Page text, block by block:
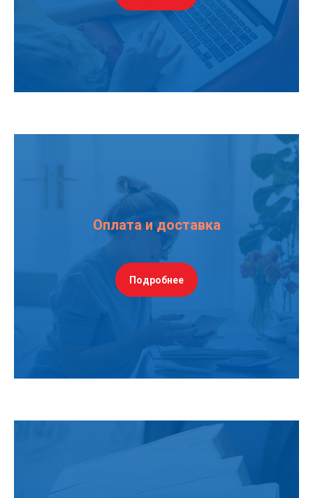
Оплата и доставка
Подробнее